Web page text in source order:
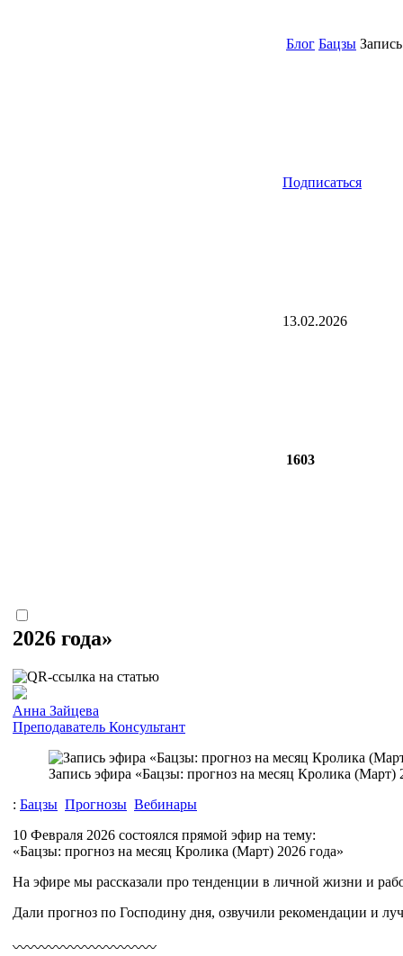
Блог Бацзы
Подписаться
13.02.2026
1603
2026 года»
Анна Зайцева
Преподаватель Консультант
Запись эфира «Бацзы: прогноз на месяц Кролика (Март)
: Бацзы Прогнозы Вебинары
10 Февраля 2026 состоялся прямой эфир на тему:
«Бацзы: прогноз на месяц Кролика (Март) 2026 года»
На эфире мы рассказали про тенденции в личной жизни и
Дали прогноз по Господину дня, озвучили рекомендации и
〰️〰️〰️〰️〰️〰️〰️〰️〰️〰️